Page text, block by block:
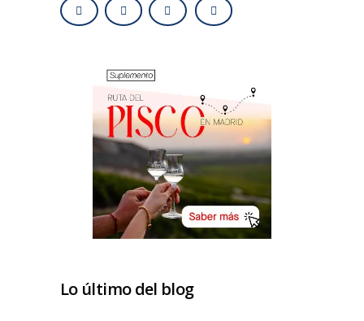
Lo último del blog